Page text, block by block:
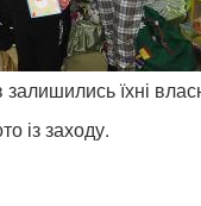
їхні
із заходу.